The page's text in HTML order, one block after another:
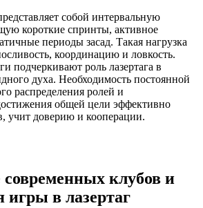
собой интервальную
короткие спринты, активное
периоды засад. Такая нагрузка
координацию и ловкость.
подчеркивают роль лазертага в
духа. Необходимость постоянной
распределения ролей и
общей цели эффективно
учит доверию и кооперации.
современных клубов и
игры в лазертаг